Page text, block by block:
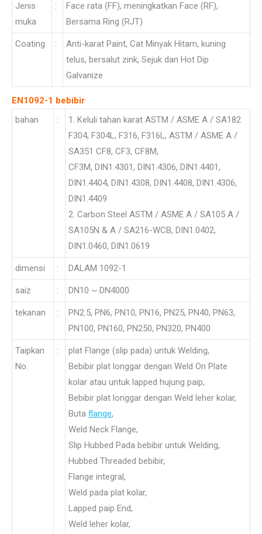
Jenis
muka
:
Face rata (FF), meningkatkan Face (RF),
Bersama Ring (RJT)
Coating :
Anti-karat Paint, Cat Minyak Hitam, kuning
telus, bersalut zink, Sejuk dan Hot Dip
Galvanize
EN1092-1 bebibir
bahan
:
1. Keluli tahan karat ASTM / ASME A / SA182
F304, F304L, F316, F316L, ASTM / ASME A /
SA351 CF8, CF3, CF8M,
CF3M, DIN1.4301, DIN1.4306, DIN1.4401,
DIN1.4404, DIN1.4308, DIN1.4408, DIN1.4306,
DIN1.4409
2. Carbon Steel ASTM / ASME A / SA105 A /
SA105N & A / SA216-WCB, DIN1.0402,
DIN1.0460, DIN1.0619
dimensi : DALAM 1092-1
saiz : DN10 ~ DN4000
tekanan :
PN2.5, PN6, PN10, PN16, PN25, PN40, PN63,
PN100, PN160, PN250, PN320, PN400
Taipkan
No.
:
plat Flange (slip pada) untuk Welding,
Bebibir plat longgar dengan Weld On Plate
kolar atau untuk lapped hujung paip,
Bebibir plat longgar dengan Weld leher kolar,
Buta flange,
Weld Neck Flange,
Slip Hubbed Pada bebibir untuk Welding,
Hubbed Threaded bebibir,
Flange integral,
Weld pada plat kolar,
Lapped paip End,
Weld leher kolar,